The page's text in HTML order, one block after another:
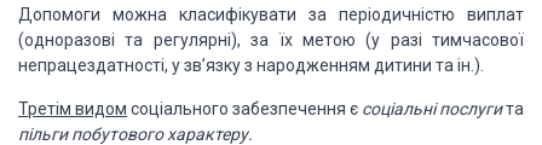
Допомоги можна класифікувати за періодичністю виплат
(одноразові та регулярні), за їх метою (у разі тимчасової
непрацездатності, у зв’язку з народженням дитини та ін.).
Третім видом соціального забезпечення є соціальні послугита
пільги побутового характеру.